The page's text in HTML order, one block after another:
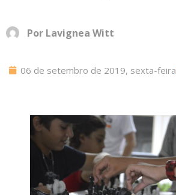
Por Lavignea Witt
06 de setembro de 2019, sexta-feira